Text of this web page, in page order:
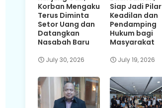
Korban Mengaku
Terus Diminta
Setor Uang dan
Datangkan
Nasabah Baru
July 30, 2026
Siap Jadi Pilar
Keadilan dan
Pendamping
Hukum bagi
Masyarakat
July 19, 2026